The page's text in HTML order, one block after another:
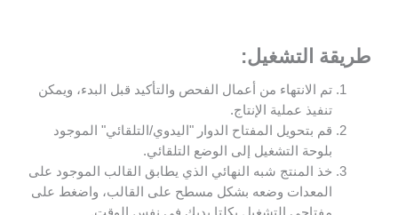
طريقة التشغيل:
تم الانتهاء من أعمال الفحص والتأكيد قبل البدء، ويمكن
تنفيذ عملية الإنتاج.
قم بتحويل المفتاح الدوار "اليدوي/التلقائي" الموجود
بلوحة التشغيل إلى الوضع التلقائي.
خذ المنتج شبه النهائي الذي يطابق القالب الموجود على
المعدات وضعه بشكل مسطح على القالب، واضغط على